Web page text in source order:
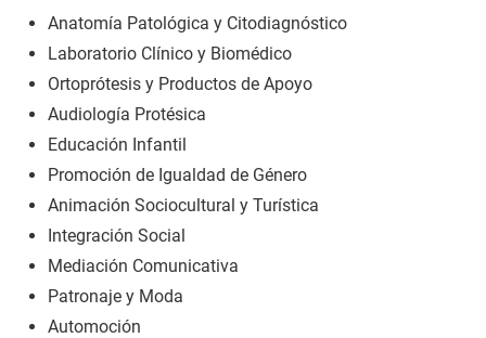
Anatomía Patológica y Citodiagnóstico
Laboratorio Clínico y Biomédico
Ortoprótesis y Productos de Apoyo
Audiología Protésica
Educación Infantil
Promoción de Igualdad de Género
Animación Sociocultural y Turística
Integración Social
Mediación Comunicativa
Patronaje y Moda
Automoción